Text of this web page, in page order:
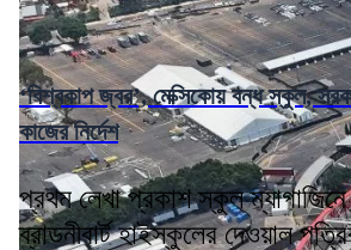
‘বিশ্বকাপ জ্বর’, মেক্সিকোয় বন্ধ স্কুল,
কাজের নির্দেশ
প্রথম লেখা প্রকাশ স্কুল
ব্রাডনীবার্ট হাইস্কুলের দেওয়াল